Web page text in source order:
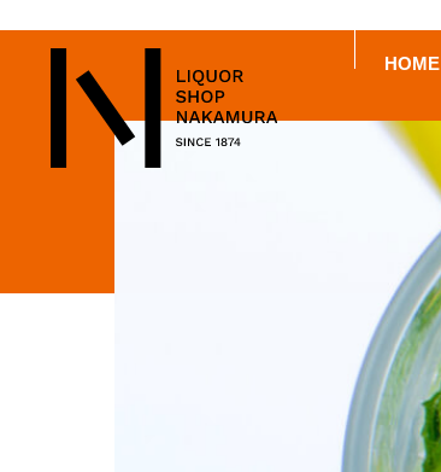
HOME